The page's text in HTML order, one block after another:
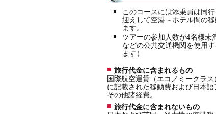
このコースには添乗員は同
迎えして空港～ホテル間の
ます。
ツアーの参加人数が4名様未
などの公共交通機関を使用
ます）
旅行代金に含まれるもの
国際航空運賃（エコノミークラ
に記載された移動費および日本
その他諸経費。
旅行代金に含まれないもの